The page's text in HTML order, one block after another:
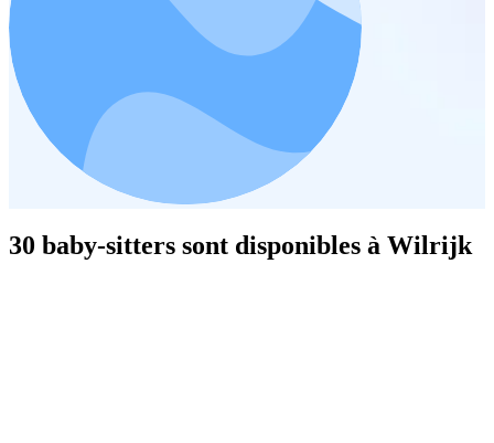
30 baby-sitters sont disponibles à Wilrijk